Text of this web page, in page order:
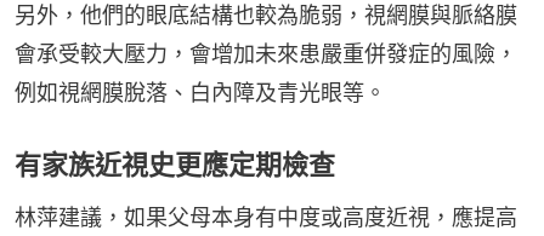
另外，他們的眼底結構也較為脆弱，視網膜與脈絡膜
會承受較大壓力，會增加未來患嚴重併發症的風險，
例如視網膜脫落、白內障及青光眼等。
有家族近視史更應定期檢查
林萍建議，如果父母本身有中度或高度近視，應提高